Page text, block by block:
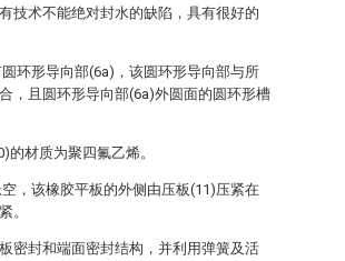
技术不能绝对封水的缺陷，具有很好的
环形导向部(6a)，该圆环形导向部与所
，且圆环形导向部(6a)外圆面的圆环形槽
材质为聚四氟乙烯。
，该橡胶平板的外侧由压板(11)压紧在
。
密封和端面密封结构，并利用弹簧及活